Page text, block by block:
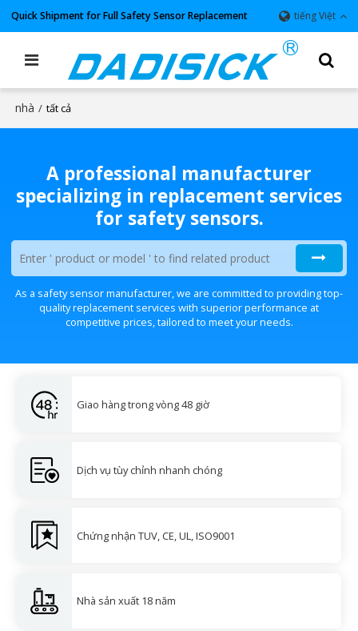
Quick Shipment for Full Safety Sensor Replacement tiếng Việt
nhà / tất cả
A professional manufacturer
specializing in replacement services
for safety sensors.
As a safety sensor manufacturer, we are committed to providing top-
quality replacement services with superior performance at
competitive prices, tailored to meet your needs.
Giao hàng trong vòng 48 giờ
Dịch vụ tùy chỉnh nhanh chóng
Chứng nhận TUV, CE, UL, ISO9001
Nhà sản xuất 18 năm